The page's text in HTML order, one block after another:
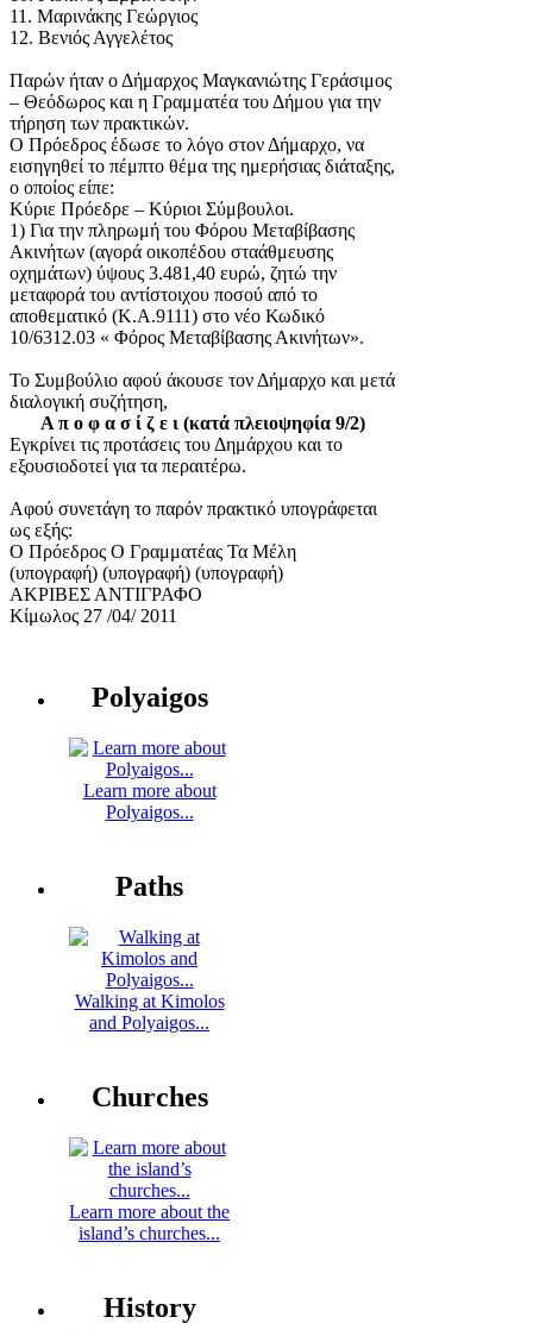
11. Μαρινάκης Γεώργιος
12. Βενιός Αγγελέτος
Παρών ήταν ο Δήμαρχος Μαγκανιώτης Γεράσιμος
– Θεόδωρος και η Γραμματέα του Δήμου για την
τήρηση των πρακτικών.
Ο Πρόεδρος έδωσε το λόγο στον Δήμαρχο, να
εισηγηθεί το πέμπτο θέμα της ημερήσιας διάταξης,
ο οποίος είπε:
Κύριε Πρόεδρε – Κύριοι Σύμβουλοι.
1) Για την πληρωμή του Φόρου Μεταβίβασης
Ακινήτων (αγορά οικοπέδου σταάθμευσης
οχημάτων) ύψους 3.481,40 ευρώ, ζητώ την
μεταφορά του αντίστοιχου ποσού από το
αποθεματικό (Κ.Α.9111) στο νέο Κωδικό
10/6312.03 « Φόρος Μεταβίβασης Ακινήτων».
Το Συμβούλιο αφού άκουσε τον Δήμαρχο και μετά
διαλογική συζήτηση,
Α π ο φ α σ ί ζ ε ι (κατά πλειοψηφία 9/2)
Εγκρίνει τις προτάσεις του Δημάρχου και το
εξουσιοδοτεί για τα περαιτέρω.
Αφού συνετάγη το παρόν πρακτικό υπογράφεται
ως εξής:
Ο Πρόεδρος Ο Γραμματέας Τα Μέλη
(υπογραφή) (υπογραφή) (υπογραφή)
ΑΚΡΙΒΕΣ ΑΝΤΙΓΡΑΦΟ
Κίμωλος 27 /04/ 2011
Polyaigos
Learn more about
Polyaigos...
Paths
Walking at Kimolos
and Polyaigos...
Churches
Learn more about the
island’s churches...
History